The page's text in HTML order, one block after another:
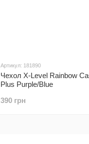
Артикул: 181890
Чехол X-Level Rainbow
Plus Purple/Blue
390 грн